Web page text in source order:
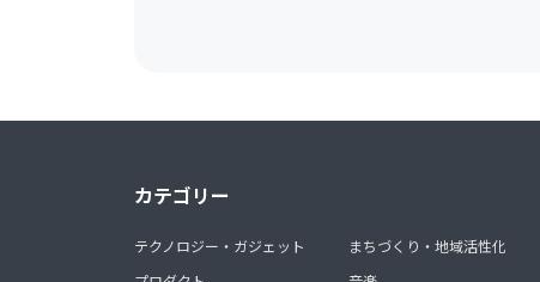
カテゴリー
テクノロジー・ガジェット
まちづくり・地域活性化